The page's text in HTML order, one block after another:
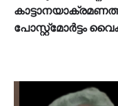
പോസ്റ്റ്മോർട്ടം